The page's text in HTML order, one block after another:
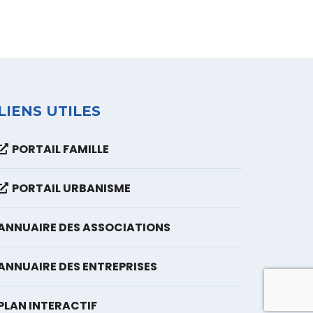
UTILES
PORTAIL FAMILLE
PORTAIL URBANISME
DES ASSOCIATIONS
DES ENTREPRISES
INTERACTIF